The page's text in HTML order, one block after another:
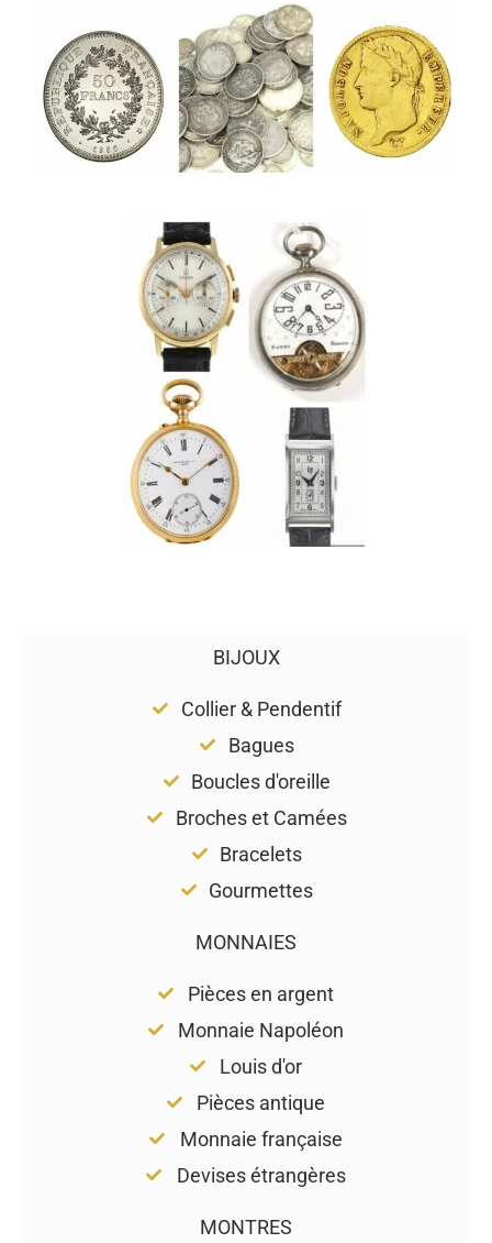
BIJOUX
Collier & Pendentif
Bagues
Boucles d'oreille
Broches et Camées
Bracelets
Gourmettes
MONNAIES
Pièces en argent
Monnaie Napoléon
Louis d'or
Pièces antique
Monnaie française
Devises étrangères
MONTRES